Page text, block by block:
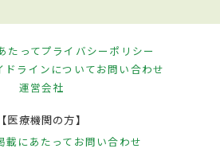
たってプライバシーポリシー
ドラインについてお問い合わせ
運営会社
【医療機関の方】
載にあたって お問い合わせ